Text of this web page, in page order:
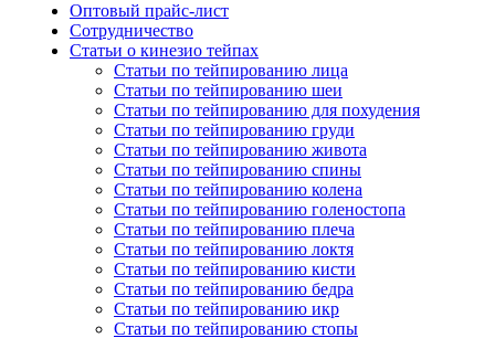
Оптовый прайс-лист
Сотрудничество
Статьи о кинезио тейпах
Статьи по тейпированию лица
Статьи по тейпированию шеи
Статьи по тейпированию для похудения
Статьи по тейпированию груди
Статьи по тейпированию живота
Статьи по тейпированию спины
Статьи по тейпированию колена
Статьи по тейпированию голеностопа
Статьи по тейпированию плеча
Статьи по тейпированию локтя
Статьи по тейпированию кисти
Статьи по тейпированию бедра
Статьи по тейпированию икр
Статьи по тейпированию стопы